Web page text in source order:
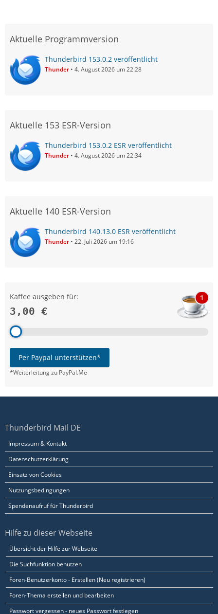
Aktuelle Programmversion
Thunderbird 153.0.2 veröffentlicht
Thunder 4. August 2026 um 22:28
Aktuelle 153 ESR-Version
Thunderbird 153.0.2 ESR veröffentlicht
Thunder 4. August 2026 um 22:34
Aktuelle 140 ESR-Version
Thunderbird 140.13.0 ESR veröffentlicht
Thunder 22. Juli 2026 um 19:16
Kaffee ausgeben für:
3,00 €
1
Per Paypal unterstützen*
*Weiterleitung zu PayPal.Me
Thunderbird Mail DE
Impressum & Kontakt
Datenschutzerklärung
Einsatz von Cookies
Nutzungsbedingungen
Spendenaufruf für Thunderbird
Hilfe zu dieser Webseite
Übersicht der Hilfe zur Webseite
Die Suchfunktion benutzen
Foren-Benutzerkonto - Erstellen (Neu registrieren)
Foren-Thema erstellen und bearbeiten
Passwort vergessen - neues Passwort festlegen